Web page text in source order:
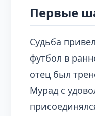
Первые
Судьба
футбол в
отец был
Мурад с